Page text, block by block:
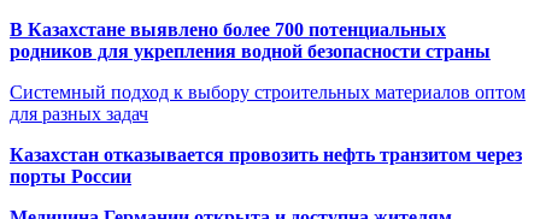
В Казахстане выявлено более 700 потенциальных
родников для укрепления водной безопасности страны
Системный подход к выбору строительных материалов оптом
для разных задач
Казахстан отказывается провозить нефть транзитом через
порты России